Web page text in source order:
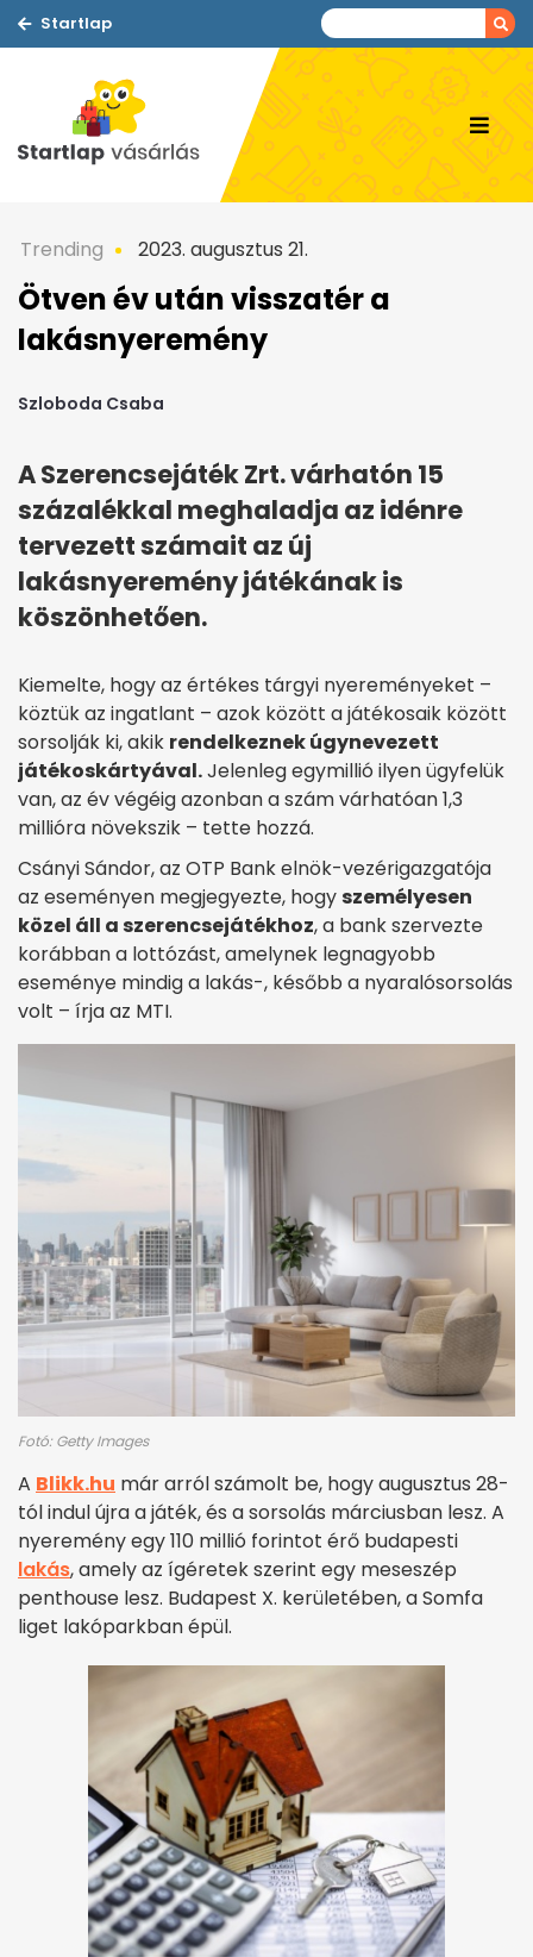
Startlap
Trending 2023. augusztus 21.
Ötven év után visszatér a
lakásnyeremény
Szloboda Csaba
A Szerencsejáték Zrt. várhatón 15
százalékkal meghaladja az idénre
tervezett számait az új
lakásnyeremény játékának is
köszönhetően.
Kiemelte, hogy az értékes tárgyi nyereményeket –
köztük az ingatlant – azok között a játékosaik között
sorsolják ki, akik rendelkeznek úgynevezett
játékoskártyával.Jelenleg egymillió ilyen ügyfelük
van, az év végéig azonban a szám várhatóan 1,3
millióra növekszik – tette hozzá.
Csányi Sándor, az OTP Bank elnök-vezérigazgatója
az eseményen megjegyezte, hogy személyesen
közel áll a szerencsejátékhoz, a bank szervezte
korábban a lottózást, amelynek legnagyobb
eseménye mindig a lakás-, később a nyaralósorsolás
volt – írja az MTI.
Fotó: Getty Images
A Blikk.hu már arról számolt be, hogy augusztus 28-
tól indul újra a játék, és a sorsolás márciusban lesz. A
nyeremény egy 110 millió forintot érő budapesti
lakás, amely az ígéretek szerint egy meseszép
penthouse lesz. Budapest X. kerületében, a Somfa
liget lakóparkban épül.